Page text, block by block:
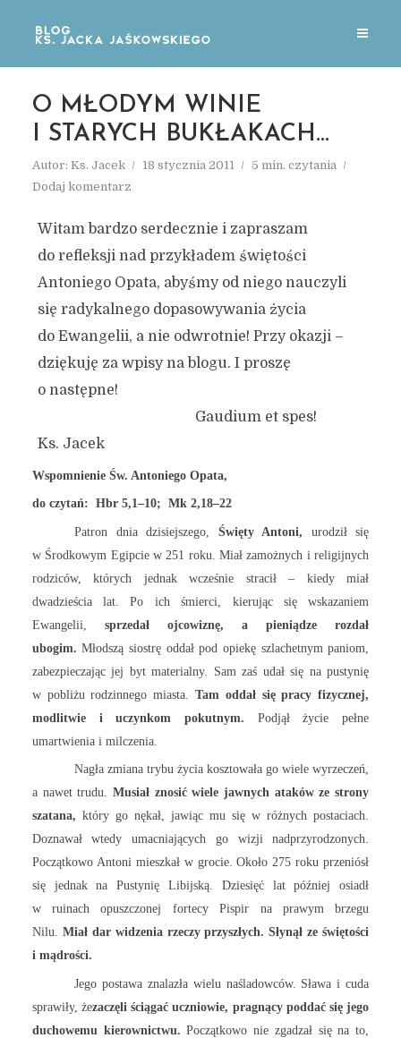
O MŁODYM WINIE
I STARYCH BUKŁAKACH…
Autor: Ks. Jacek 18 stycznia 2011
5 min. czytania
Dodaj komentarz
Witam bardzo serdecznie i zapraszam
do refleksji nad przykładem świętości
Antoniego Opata, abyśmy od niego nauczyli
się radykalnego dopasowywania życia
do Ewangelii, a nie odwrotnie! Przy okazji –
dziękuję za wpisy na blogu. I proszę
o następne!
Gaudium et spes!
Ks. Jacek
Wspomnienie Św. Antoniego Opata,
do czytań: Hbr 5,1–10; Mk 2,18–22
Patron dnia dzisiejszego, Święty Antoni, urodził się
w Środkowym Egipcie w 251 roku. Miał zamożnych i religijnych
rodziców, których jednak wcześnie stracił – kiedy miał
dwadzieścia lat. Po ich śmierci, kierując się wskazaniem
Ewangelii, sprzedał ojcowiznę, a pieniądze rozdał
ubogim.Młodszą siostrę oddał pod opiekę szlachetnym paniom,
zabezpieczając jej byt materialny. Sam zaś udał się na pustynię
w pobliżu rodzinnego miasta. Tam oddał się pracy fizycznej,
modlitwie i uczynkom pokutnym. Podjął życie pełne
umartwienia i milczenia.
Nagła zmiana trybu życia kosztowała go wiele wyrzeczeń,
a nawet trudu. Musiał znosić wiele jawnych ataków ze strony
szatana, który go nękał, jawiąc mu się w różnych postaciach.
Doznawał wtedy umacniających go wizji nadprzyrodzonych.
Początkowo Antoni mieszkał w grocie. Około 275 roku przeniósł
się jednak na Pustynię Libijską. Dziesięć lat później osiadł
w ruinach opuszczonej fortecy Pispir na prawym brzegu
Nilu. Miał dar widzenia rzeczy przyszłych. Słynął ze świętości
i mądrości.
Jego postawa znalazła wielu naśladowców. Sława i cuda
sprawiły, żezaczęli ściągać uczniowie, pragnący poddać się jego
duchowemu kierownictwu. Początkowo nie zgadzał się na to,